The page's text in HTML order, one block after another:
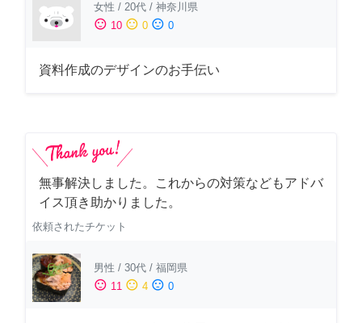
女性 / 20代 / 神奈川県
sentiment_satisfied 10 sentiment_neutral 0 sentiment_dissatisfied 0
資料作成のデザインのお手伝い
無事解決しました。これからの対策などもアドバ
イス頂き助かりました。
依頼されたチケット
男性 / 30代 / 福岡県
sentiment_satisfied 11 sentiment_neutral 4 sentiment_dissatisfied 0